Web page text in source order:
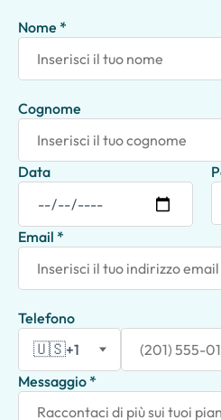
Nome *
Cognome
Data
Email *
Telefono
🇺🇸+1
Messaggio *